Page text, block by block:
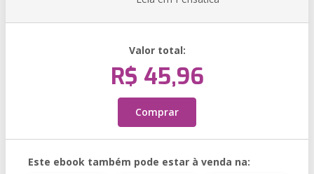
Valor total:
R$ 45,96
Comprar
Este ebook também pode estar à venda na: